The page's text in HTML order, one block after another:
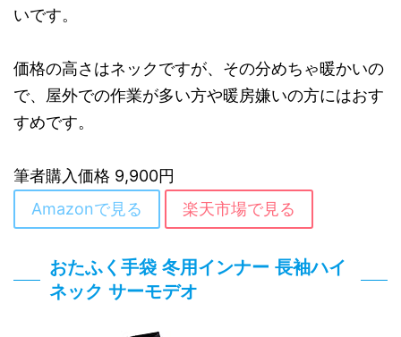
いです。
価格の高さはネックですが、その分めちゃ暖かいの
で、屋外での作業が多い方や暖房嫌いの方にはおす
すめです。
筆者購入価格 9,900円
Amazonで見る
楽天市場で見る
おたふく手袋 冬用インナー 長袖ハイ
ネック サーモデオ